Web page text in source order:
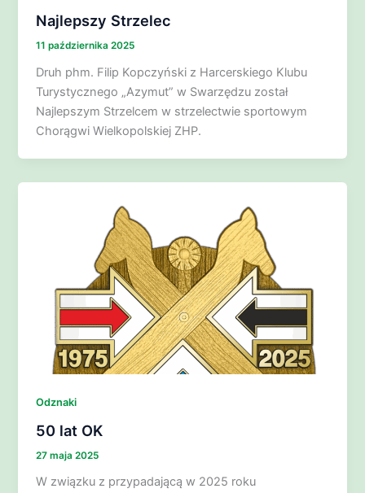
Najlepszy Strzelec
11 października 2025
Druh phm. Filip Kopczyński z Harcerskiego Klubu
Turystycznego „Azymut” w Swarzędzu został
Najlepszym Strzelcem w strzelectwie sportowym
Chorągwi Wielkopolskiej ZHP.
Odznaki
50 lat OK
27 maja 2025
W związku z przypadającą w 2025 roku